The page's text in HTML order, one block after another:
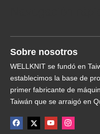
Sobre nosotros
WELLKNIT se fundó en
establecimos la base de
primer fabricante de
Taiwán que se arraigó en